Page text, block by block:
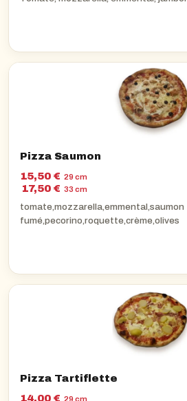
Pizza Saumon
15,50 € 29 cm
17,50 € 33 cm
tomate,mozzarella,emmental,saumon
fumé,pecorino,roquette,crème,olives
Pizza Tartiflette
14,00 € 29 cm